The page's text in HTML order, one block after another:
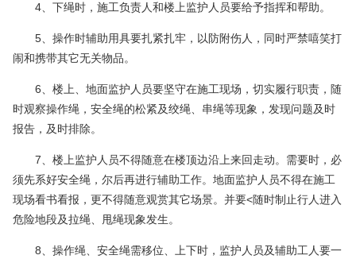
4、下绳时，施工负责人和楼上监护人员要给予指挥和帮助。
5、操作时辅助用具要扎紧扎牢，以防附伤人，同时严禁嘻笑打
闹和携带其它无关物品。
6、楼上、地面监护人员要坚守在施工现场，切实履行职责，随
时观察操作绳，安全绳的松紧及绞绳、串绳等现象，发现问题及时
报告，及时排除。
7、楼上监护人员不得随意在楼顶边沿上来回走动。需要时，必
须先系好安全绳，尔后再进行辅助工作。地面监护人员不得在施工
现场看书看报，更不得随意观赏其它场景。并要<随时制止行人进入
危险地段及拉绳、甩绳现象发生。
8、操作绳、安全绳需移位、上下时，监护人员及辅助工人要一